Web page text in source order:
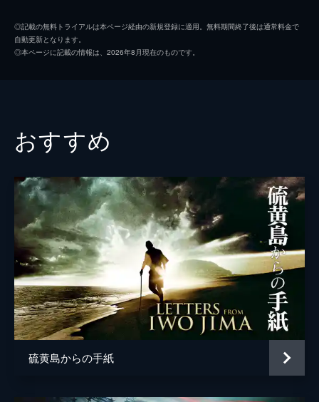
ダニエル・メイズ
マイケル・ジブソン
エイドリアン・スカーボロー
ジェイミー・パーカー
リチャード・マッケーブ
ナバーン・リズワン
監督 サム・メンデス
脚本
クリスティ・ウィルソン＝ケアンズ
◎記載の無料トライアルは本ページ経由の新規登録に適用。無料期間終了後は通常料金で
自動更新となります。
◎本ページに記載の情報は、2026年8月現在のものです。
おすすめ
硫黄島からの手紙